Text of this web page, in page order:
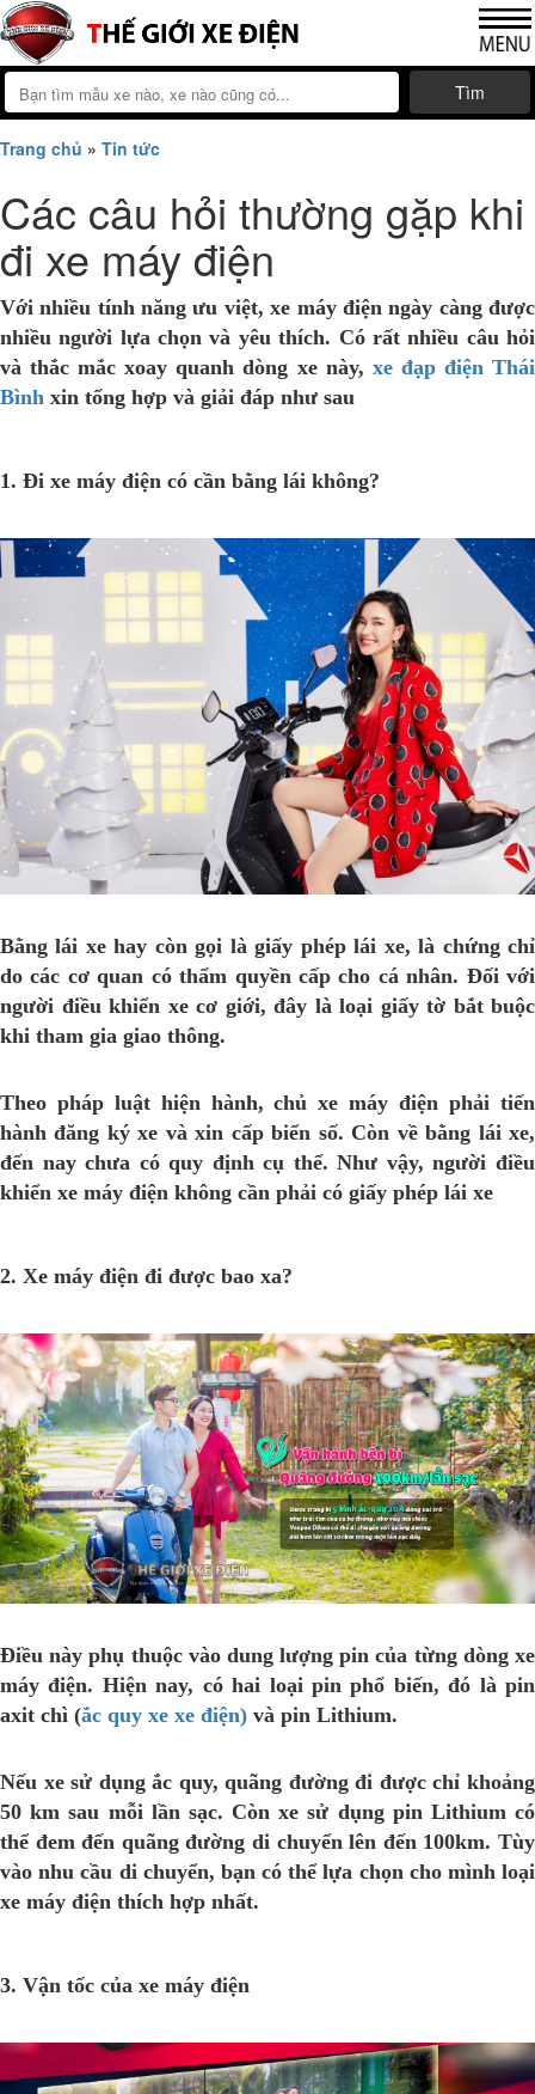
Tìm
Trang chủ » Tin tức
Các câu hỏi thường gặp khi
đi xe máy điện
Với nhiều tính năng ưu việt, xe máy điện ngày càng được
nhiều người lựa chọn và yêu thích. Có rất nhiều câu hỏi
và thắc mắc xoay quanh dòng xe này, xe đạp điện Thái
Bình xin tổng hợp và giải đáp như sau
1. Đi xe máy điện có cần bằng lái không?
Bằng lái xe hay còn gọi là giấy phép lái xe, là chứng chỉ
do các cơ quan có thẩm quyền cấp cho cá nhân. Đối với
người điều khiển xe cơ giới, đây là loại giấy tờ bắt buộc
khi tham gia giao thông.
Theo pháp luật hiện hành, chủ xe máy điện phải tiến
hành đăng ký xe và xin cấp biển số. Còn về bằng lái xe,
đến nay chưa có quy định cụ thể. Như vậy, người điều
khiển xe máy điện không cần phải có giấy phép lái xe
2. Xe máy điện đi được bao xa?
Điều này phụ thuộc vào dung lượng pin của từng dòng xe
máy điện. Hiện nay, có hai loại pin phổ biến, đó là pin
axit chì (ắc quy xe xe điện) và pin Lithium.
Nếu xe sử dụng ắc quy, quãng đường đi được chỉ khoảng
50 km sau mỗi lần sạc. Còn xe sử dụng pin Lithium có
thể đem đến quãng đường di chuyển lên đến 100km. Tùy
vào nhu cầu di chuyển, bạn có thể lựa chọn cho mình loại
xe máy điện thích hợp nhất.
3. Vận tốc của xe máy điện